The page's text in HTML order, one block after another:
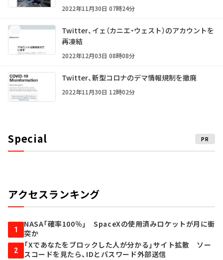
2022年11月30日 07時24分
Twitter、イェ（カニエ・ウェスト）のアカウントを
再凍結
2022年12月03日 08時08分
Twitter、新型コロナのデマ情報規制を撤廃
2022年11月30日 12時02分
Special PR
アクセスランキング
1
NASA「確率100％」 SpaceXの使用済みロケットが月に衝
突か
2
「Xであなたをブロックした人が分かる」サイト拡散 ソー
スコードを見たら、IDとパスワード外部送信